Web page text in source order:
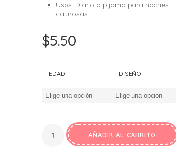
Usos: Diario o pijama para noches
calurosas.
$5.50
EDAD DISEÑO
AÑADIR AL CARRITO